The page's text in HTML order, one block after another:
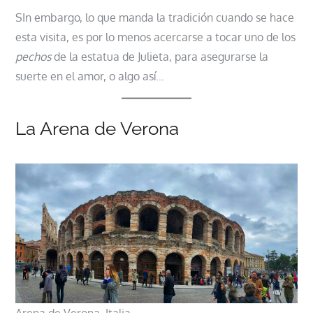
SIn embargo, lo que manda la tradición cuando se hace
esta visita, es por lo menos acercarse a tocar uno de los
pechosde la estatua de Julieta, para asegurarse la
suerte en el amor, o algo así…
La Arena de Verona